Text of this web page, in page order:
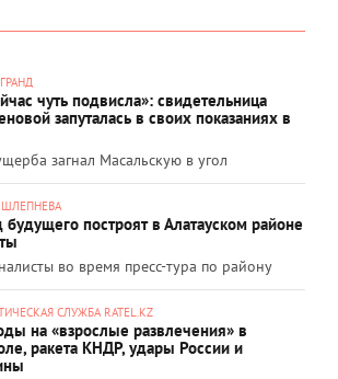
чуть подвисла»: свидетельница
запуталась в своих показаниях в
загнал Масальскую в угол
будущего построят в Алатауском районе
во время пресс-тура по району
СЛУЖБА RATEL.KZ
на «взрослые развлечения» в
ракета КНДР, удары России и